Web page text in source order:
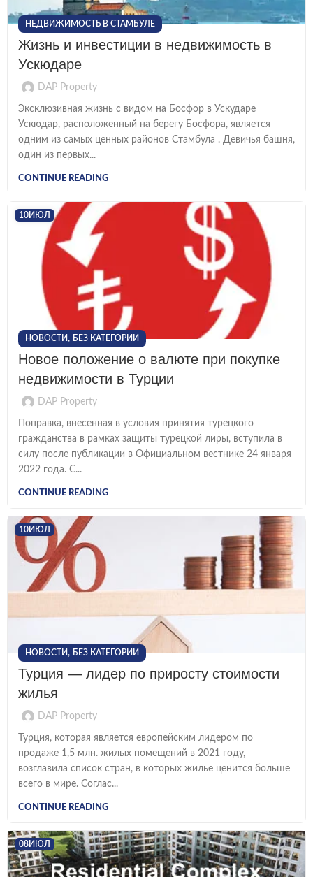
НЕДВИЖИМОСТЬ В СТАМБУЛЕ
Жизнь и инвестиции в недвижимость в
Ускюдаре
DAP Property
Эксклюзивная жизнь с видом на Босфор в Ускударе
Ускюдар, расположенный на берегу Босфора, является
одним из самых ценных районов Стамбула . Девичья башня,
один из первых...
CONTINUE READING
10ИЮЛ
НОВОСТИ , БЕЗ КАТЕГОРИИ
Новое положение о валюте при покупке
недвижимости в Турции
DAP Property
Поправка, внесенная в условия принятия турецкого
гражданства в рамках защиты турецкой лиры, вступила в
силу после публикации в Официальном вестнике 24 января
2022 года. С...
CONTINUE READING
10ИЮЛ
НОВОСТИ , БЕЗ КАТЕГОРИИ
Турция — лидер по приросту стоимости
жилья
DAP Property
Турция, которая является европейским лидером по
продаже 1,5 млн. жилых помещений в 2021 году,
возглавила список стран, в которых жилье ценится больше
всего в мире. Соглас...
CONTINUE READING
08ИЮЛ